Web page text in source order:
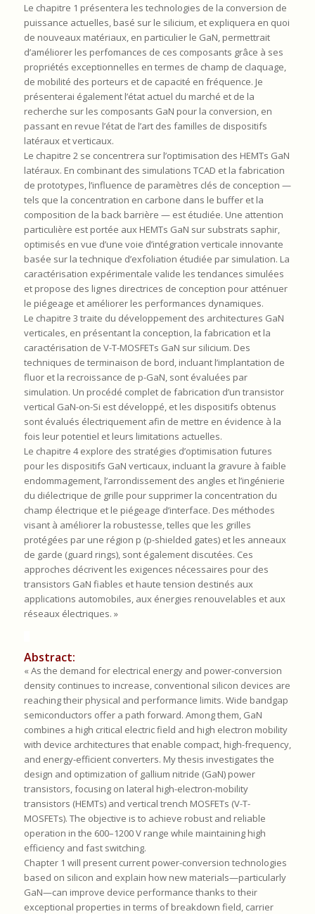
Le chapitre 1 présentera les technologies de la conversion de
puissance actuelles, basé sur le silicium, et expliquera en quoi
de nouveaux matériaux, en particulier le GaN, permettrait
d’améliorer les perfomances de ces composants grâce à ses
propriétés exceptionnelles en termes de champ de claquage,
de mobilité des porteurs et de capacité en fréquence. Je
présenterai également l’état actuel du marché et de la
recherche sur les composants GaN pour la conversion, en
passant en revue l’état de l’art des familles de dispositifs
latéraux et verticaux.
Le chapitre 2 se concentrera sur l’optimisation des HEMTs GaN
latéraux. En combinant des simulations TCAD et la fabrication
de prototypes, l’influence de paramètres clés de conception —
tels que la concentration en carbone dans le buffer et la
composition de la back barrière — est étudiée. Une attention
particulière est portée aux HEMTs GaN sur substrats saphir,
optimisés en vue d’une voie d’intégration verticale innovante
basée sur la technique d’exfoliation étudiée par simulation. La
caractérisation expérimentale valide les tendances simulées
et propose des lignes directrices de conception pour atténuer
le piégeage et améliorer les performances dynamiques.
Le chapitre 3 traite du développement des architectures GaN
verticales, en présentant la conception, la fabrication et la
caractérisation de V-T-MOSFETs GaN sur silicium. Des
techniques de terminaison de bord, incluant l’implantation de
fluor et la recroissance de p-GaN, sont évaluées par
simulation. Un procédé complet de fabrication d’un transistor
vertical GaN-on-Si est développé, et les dispositifs obtenus
sont évalués électriquement afin de mettre en évidence à la
fois leur potentiel et leurs limitations actuelles.
Le chapitre 4 explore des stratégies d’optimisation futures
pour les dispositifs GaN verticaux, incluant la gravure à faible
endommagement, l’arrondissement des angles et l’ingénierie
du diélectrique de grille pour supprimer la concentration du
champ électrique et le piégeage d’interface. Des méthodes
visant à améliorer la robustesse, telles que les grilles
protégées par une région p (p-shielded gates) et les anneaux
de garde (guard rings), sont également discutées. Ces
approches décrivent les exigences nécessaires pour des
transistors GaN fiables et haute tension destinés aux
applications automobiles, aux énergies renouvelables et aux
réseaux électriques. »
Abstract:
« As the demand for electrical energy and power-conversion
density continues to increase, conventional silicon devices are
reaching their physical and performance limits. Wide bandgap
semiconductors offer a path forward. Among them, GaN
combines a high critical electric field and high electron mobility
with device architectures that enable compact, high-frequency,
and energy-efficient converters. My thesis investigates the
design and optimization of gallium nitride (GaN) power
transistors, focusing on lateral high-electron-mobility
transistors (HEMTs) and vertical trench MOSFETs (V-T-
MOSFETs). The objective is to achieve robust and reliable
operation in the 600–1200 V range while maintaining high
efficiency and fast switching.
Chapter 1 will present current power-conversion technologies
based on silicon and explain how new materials—particularly
GaN—can improve device performance thanks to their
exceptional properties in terms of breakdown field, carrier